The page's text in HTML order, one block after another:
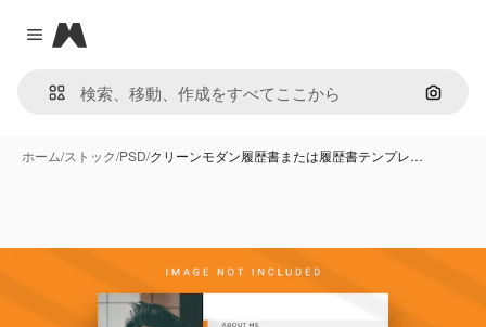
Close menu
Magnific
画像で
ホーム/ストック/PSD/クリーンモダン履歴書または履歴書テンプレ…